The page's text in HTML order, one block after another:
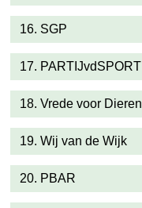
16. SGP
17. PARTIJvdSPORT
18. Vrede voor Dieren
19. Wij van de Wijk
20. PBAR